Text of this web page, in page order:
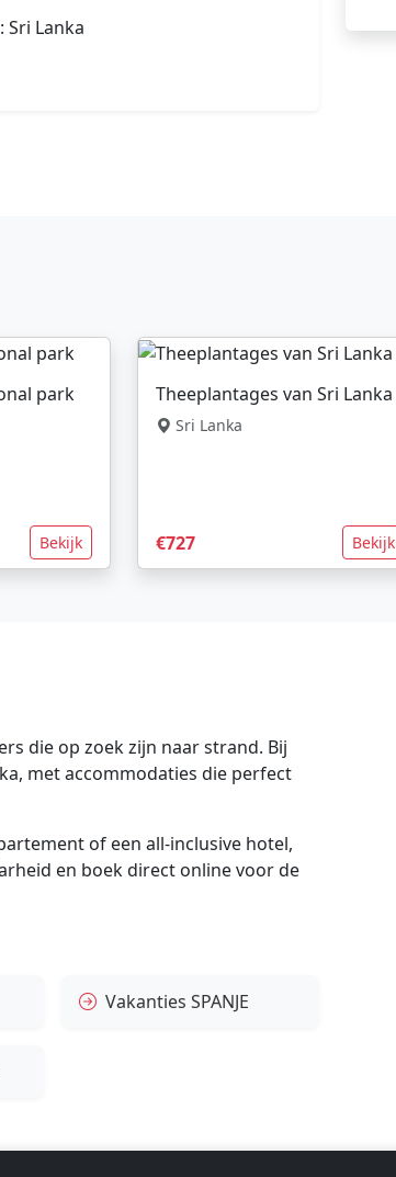
Sri Lanka
park
Bekijk
Theeplantages van Sri Lanka
Sri Lanka
€727 Bekijk
die op zoek zijn naar strand. Bij
met accommodaties die perfect
of een all-inclusive hotel,
en boek direct online voor de
Vakanties SPANJE